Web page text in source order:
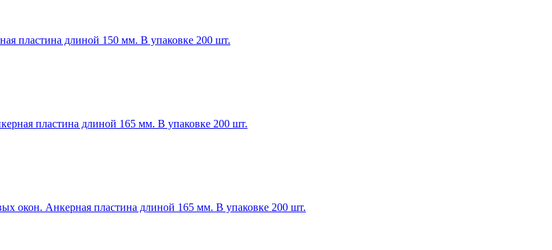
пластина длиной 150 мм. В упаковке 200 шт.
пластина длиной 165 мм. В упаковке 200 шт.
окон. Анкерная пластина длиной 165 мм. В упаковке 200 шт.